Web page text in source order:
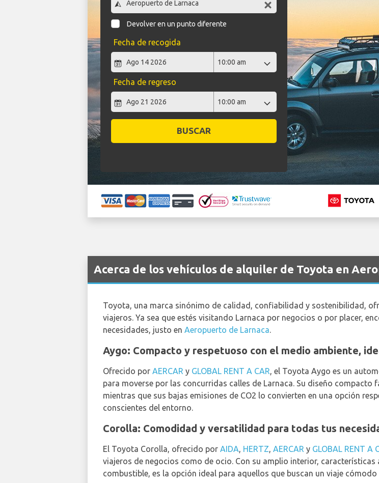
Devolver en un punto diferente
Fecha de recogida
Fecha de regreso
BUSCAR
Acerca de los vehículos de alquiler de Toyota en
Toyota, una marca sinónimo de calidad, confiabilidad y sostenibilidad,
viajeros. Ya sea que estés visitando Larnaca por negocios o por placer,
necesidades, justo en Aeropuerto de Larnaca.
Aygo: Compacto y respetuoso con el medio ambiente,
Ofrecido por AERCAR y GLOBAL RENT A CAR, el Toyota Aygo es un
para moverse por las concurridas calles de Larnaca. Su diseño
mientras que sus bajas emisiones de CO2 lo convierten en una opción
conscientes del entorno.
Corolla: Comodidad y versatilidad para todas tus
El Toyota Corolla, ofrecido por AIDA, HERTZ, AERCAR y GLOBAL RENT A
viajeros de negocios como de ocio. Con su amplio interior,
combustible, es la opción ideal para aquellos que buscan un viaje cómodo